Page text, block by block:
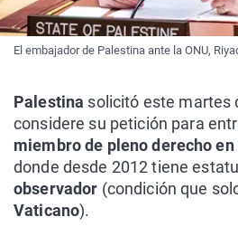
El embajador de Palestina ante la ONU,
Palestina solicitó este martes
considere su petición para
miembro de pleno derecho
donde desde 2012 tiene
observador (condición que
Vaticano).